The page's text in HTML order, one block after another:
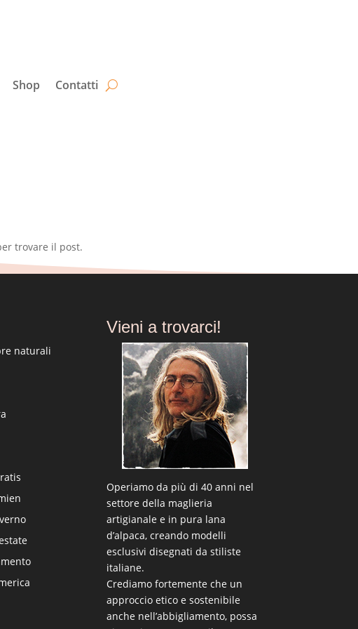
Shop Contatti
trovare il post.
naturali
Vieni a trovarci!
Operiamo da più di 40 anni nel
settore della maglieria
artigianale e in pura lana
d’alpaca, creando modelli
esclusivi disegnati da stiliste
italiane.
Crediamo fortemente che un
approccio etico e sostenibile
anche nell’abbigliamento, possa